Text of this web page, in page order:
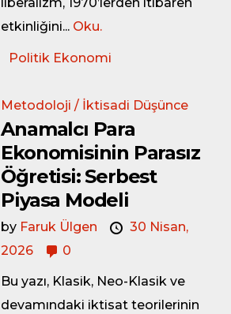
liberalizm, 1970’lerden itibaren
etkinliǧini... Oku.
Politik Ekonomi
Metodoloji / İktisadi Düşünce
Anamalcı Para
Ekonomisinin Parasız
Öğretisi: Serbest
Piyasa Modeli
by Faruk Ülgen
30 Nisan,
2026
0
Bu yazı, Klasik, Neo-Klasik ve
devamındaki iktisat teorilerinin